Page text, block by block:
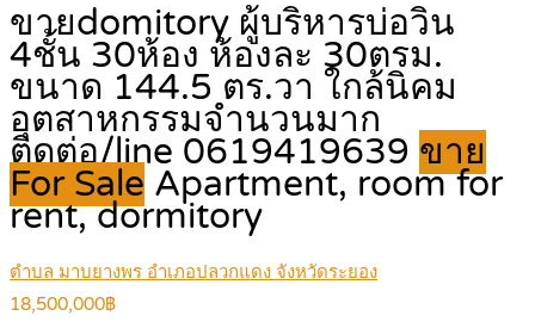
ขายdomitory ผู้บริหารบ่อวิน
4ชั้น 30ห้อง ห้องละ 30ตรม.
ขนาด 144.5 ตร.วา ใกล้นิคม
อุตสาหกรรมจำนวนมาก
ติดต่อ/line 0619419639 ขาย
For Sale Apartment, room for
rent, dormitory
ตำบล มาบยางพร อำเภอปลวกแดง จังหวัดระยอง
18,500,000฿